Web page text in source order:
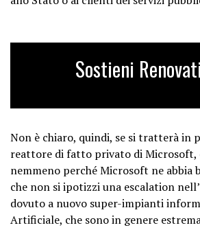
Sostieni
Non è chiaro, quindi, se si tratterà in
reattore di fatto privato di Microsoft,
nemmeno perché Microsoft ne abbia
che non si ipotizzi una escalation
dovuto a nuovo super-impianti
Artificiale, che sono in genere